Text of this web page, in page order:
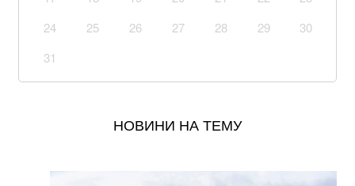
Понад 20 років шукав і повертав тіла полеглих
воїнів. Загинув Олексій Юков – керівник пошукового
Як отримати статус особи з інвалідністю внаслідок
Росія може змінити тактику і цієї зими атакувати ще
24
25 26 27 28 29
30
31
НОВИНИ НА ТЕМУ